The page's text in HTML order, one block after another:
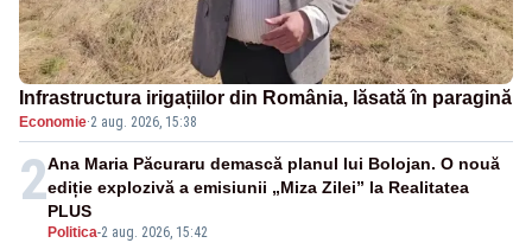
Infrastructura irigațiilor din România, lăsată în paragină
Economie·2 aug. 2026, 15:38
2
Politica-2 aug. 2026, 15:42
Ana Maria Păcuraru demască planul lui Bolojan. O nouă
ediție explozivă a emisiunii „Miza Zilei” la Realitatea
PLUS